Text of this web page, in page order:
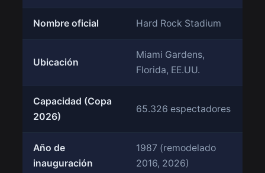
Nombre oficial Hard Rock Stadium
Ubicación
Miami Gardens,
Florida, EE.UU.
Capacidad (Copa
2026)
65.326 espectadores
Año de
inauguración
1987 (remodelado
2016, 2026)